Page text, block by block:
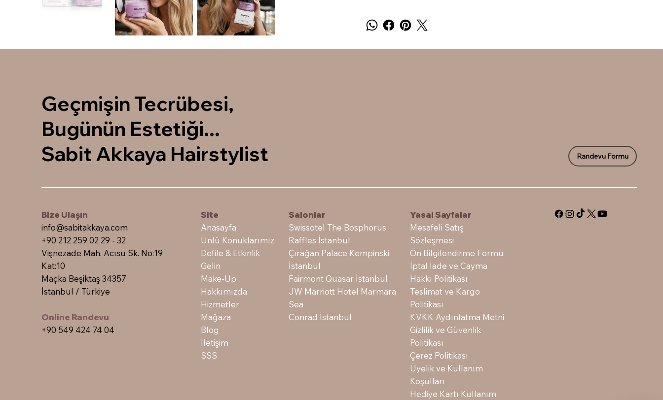
Geçmişin Tecrübesi,
Bugünün Estetiği...
Sabit Akkaya Hairstylist
Randevu Formu
Bize Ulaşın
info@sabitakkaya.com
+90 212 259 02 29 - 32
Vişnezade Mah. Acısu Sk. No:19
Kat:10
Maçka Beşiktaş 34357
İstanbul / Türkiye
Online Randevu
+90 549 424 74 04
Site
Anasayfa
Ünlü Konuklarımız
Defile & Etkinlik
Gelin
Make-Up
Hakkımızda
Hizmetler
Mağaza
Blog
İletişim
SSS
Salonlar
Swissotel The Bosphorus
Raffles İstanbul
Çırağan Palace Kempinski
İstanbul
Fairmont Quasar İstanbul
JW Marriott Hotel Marmara
Sea
Conrad İstanbul
Yasal Sayfalar
Mesafeli Satış
Sözleşmesi
Ön Bilgilendirme Formu
İptal İade ve Cayma
Hakkı Politikası
Teslimat ve Kargo
Politikası
KVKK Aydınlatma Metni
Gizlilik ve Güvenlik
Politikası
Çerez Politikası
Üyelik ve Kullanım
Koşulları
Hediye Kartı Kullanım